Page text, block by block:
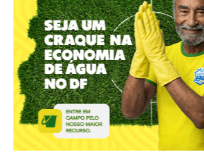
No Dia dos Pais, há quem prefira
volta da mesa para um almoço